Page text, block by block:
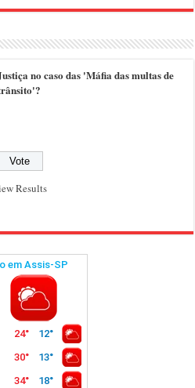
no caso das 'Máfia das multas de
Results